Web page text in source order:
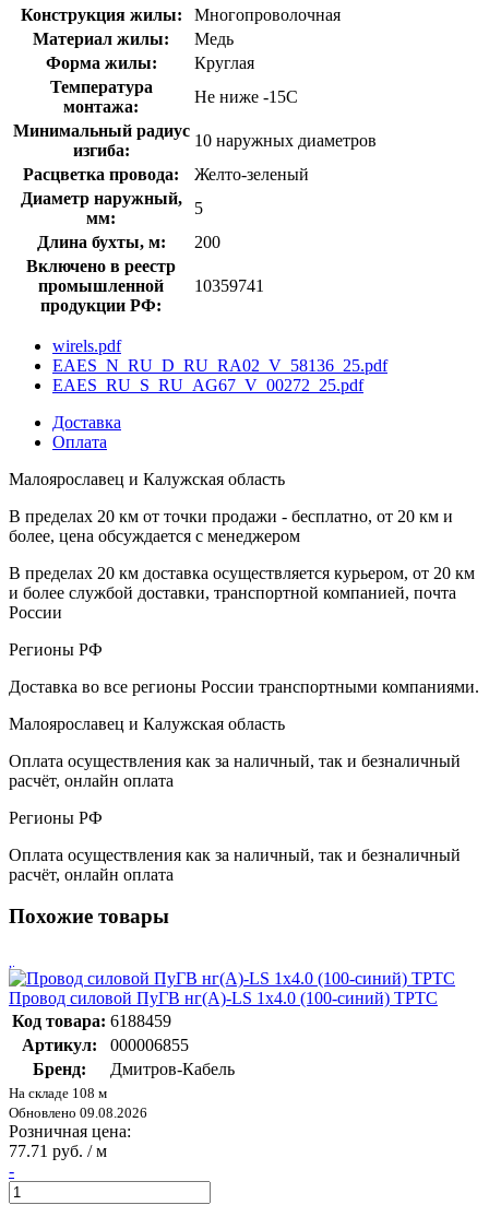
Конструкция жилы:
Многопроволочная
Материал жилы:
Медь
Форма жилы:
Круглая
Температура
монтажа:
Не ниже -15С
Минимальный радиус
изгиба:
10 наружных диаметров
Расцветка провода:
Желто-зеленый
Диаметр наружный,
мм:
5
Длина бухты, м:
200
Включено в реестр
промышленной
продукции РФ:
10359741
wirels.pdf
EAES_N_RU_D_RU_RA02_V_58136_25.pdf
EAES_RU_S_RU_AG67_V_00272_25.pdf
Доставка
Оплата
Малоярославец и Калужская область
В пределах 20 км от точки продажи - бесплатно, от 20 км и
более, цена обсуждается с менеджером
В пределах 20 км доставка осуществляется курьером, от 20 км
и более службой доставки, транспортной компанией, почта
России
Регионы РФ
Доставка во все регионы России транспортными компаниями.
Малоярославец и Калужская область
Оплата осуществления как за наличный, так и безналичный
расчёт, онлайн оплата
Регионы РФ
Оплата осуществления как за наличный, так и безналичный
расчёт, онлайн оплата
Похожие товары
Провод силовой ПуГВ нг(А)-LS 1х4.0 (100-синий) ТРТС
Код товара: 6188459
Артикул:
000006855
Бренд:
Дмитров-Кабель
На складе 108 м
Обновлено 09.08.2026
Розничная цена:
77.71 руб. / м
-